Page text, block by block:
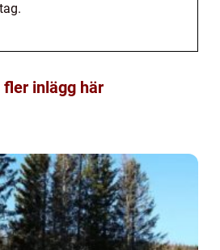
fler inlägg här